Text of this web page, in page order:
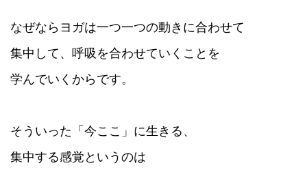
なぜならヨガは一つ一つの動きに合わせて
集中して、呼吸を合わせていくことを
学んでいくからです。
そういった「今ここ」に生きる、
集中する感覚というのは